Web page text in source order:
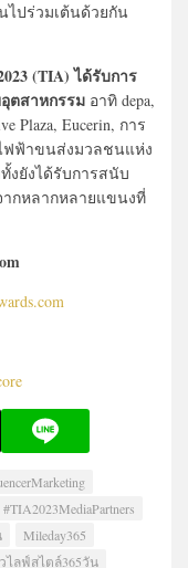
ปร่วมเต้นด้วยกัน
(TIA) ได้รับการ
ตสาหกรรม อาทิ depa,
Plaza, Eucerin, การ
ฟฟ้าขนส่งมวลชนแห่ง
งยังได้รับการสนับ
ากหลากหลายแขนงที่
#TIA2023MediaPartners
Mileday365
ไลฟ์สไตล์365วัน